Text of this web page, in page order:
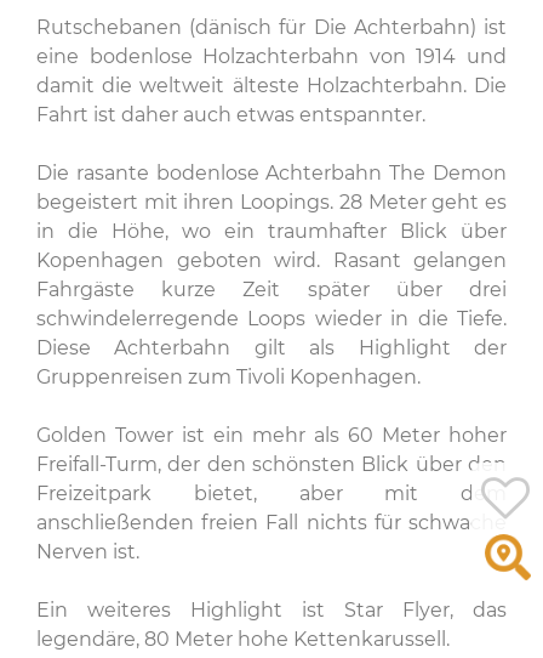
Rutschebanen (dänisch für Die Achterbahn) ist
eine bodenlose Holzachterbahn von 1914 und
damit die weltweit älteste Holzachterbahn. Die
Fahrt ist daher auch etwas entspannter.
Die rasante bodenlose Achterbahn The Demon
begeistert mit ihren Loopings. 28 Meter geht es
in die Höhe, wo ein traumhafter Blick über
Kopenhagen geboten wird. Rasant gelangen
Fahrgäste kurze Zeit später über drei
schwindelerregende Loops wieder in die Tiefe.
Diese Achterbahn gilt als Highlight der
Gruppenreisen zum Tivoli Kopenhagen.
Golden Tower ist ein mehr als 60 Meter hoher
Freifall-Turm, der den schönsten Blick über den
Freizeitpark bietet, aber mit dem
anschließenden freien Fall nichts für schwache
Nerven ist.
Ein weiteres Highlight ist Star Flyer, das
legendäre, 80 Meter hohe Kettenkarussell.